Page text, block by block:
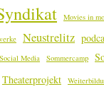
Movies in
Neustrelitz
Social Media Sommercamp
Theaterprojekt